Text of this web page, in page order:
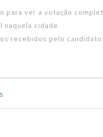
para ver a votação
naquela cidade
recebidos pelo candidato